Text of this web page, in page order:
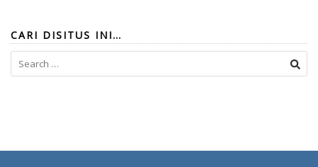
CARI DISITUS INI…
Search
for: